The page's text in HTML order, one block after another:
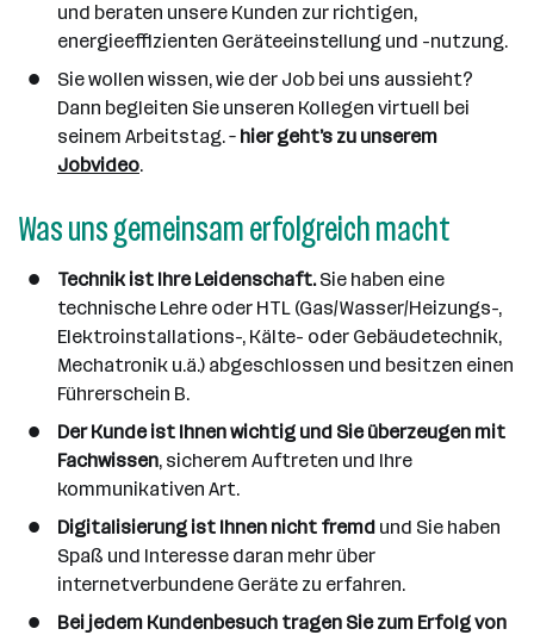
l
und beraten unsere Kunden zur richtigen,
energieeffizienten Geräteeinstellung und -nutzung.
Sie wollen wissen, wie der Job bei uns aussieht?
Dann begleiten Sie unseren Kollegen virtuell bei
seinem Arbeitstag. – hier geht’s zu unserem
Jobvideo.
Was uns gemeinsam erfolgreich macht
Technik ist Ihre Leidenschaft.Sie haben eine
technische Lehre oder HTL (Gas/Wasser/Heizungs-,
Elektroinstallations-, Kälte- oder Gebäudetechnik,
Mechatronik u.ä.) abgeschlossen und besitzen einen
Führerschein B.
Der Kunde ist Ihnen wichtig und Sie überzeugen mit
Fachwissen, sicherem Auftreten und Ihre
kommunikativen Art.
Digitalisierung ist Ihnen nicht fremd und Sie haben
Spaß und Interesse daran mehr über
internetverbundene Geräte zu erfahren.
Bei jedem Kundenbesuch tragen Sie zum Erfolg von